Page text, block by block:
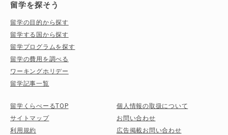
留学を探そう
留学の目的から探す
留学する国から探す
留学プログラムを探す
留学の費用を調べる
ワーキングホリデー
留学記事一覧
留学くらべーるTOP
サイトマップ
利用規約
個人情報の取扱について
お問い合わせ
広告掲載お問い合わせ